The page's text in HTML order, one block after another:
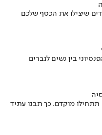
שיצילו את הכסף שלכם
בין נשים לגברים
מוקדם. כך תבנו עתיד